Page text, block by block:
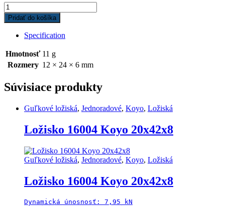
Ložisko
6901
2RS
Ezo12x24x6
quantity
Pridať do košíka
Specification
Hmotnosť 11 g
Rozmery 12 × 24 × 6 mm
Súvisiace produkty
Guľkové ložiská, Jednoradové, Koyo, Ložiská
Ložisko 16004 Koyo 20x42x8
Guľkové ložiská, Jednoradové, Koyo, Ložiská
Ložisko 16004 Koyo 20x42x8
Dynamická únosnosť: 7,95 kN